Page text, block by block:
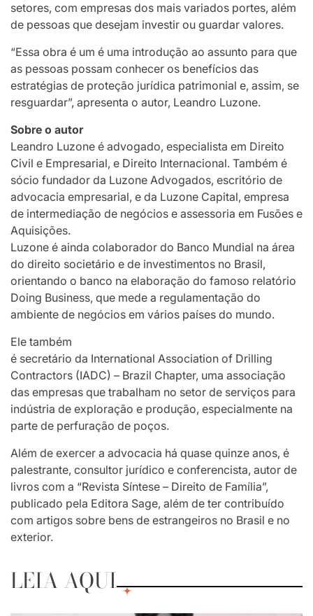
setores, com empresas dos mais variados portes, além
de pessoas que desejam investir ou guardar valores.
“Essa obra é um é uma introdução ao assunto para que
as pessoas possam conhecer os benefícios das
estratégias de proteção jurídica patrimonial e, assim, se
resguardar”, apresenta o autor, Leandro Luzone.
Sobre o autor
Leandro Luzone é advogado, especialista em Direito
Civil e Empresarial, e Direito Internacional. Também é
sócio fundador da Luzone Advogados, escritório de
advocacia empresarial, e da Luzone Capital, empresa
de intermediação de negócios e assessoria em Fusões e
Aquisições.
Luzone é ainda colaborador do Banco Mundial na área
do direito societário e de investimentos no Brasil,
orientando o banco na elaboração do famoso relatório
Doing Business, que mede a regulamentação do
ambiente de negócios em vários países do mundo.
Ele também
é secretário da International Association of Drilling
Contractors (IADC) – Brazil Chapter, uma associação
das empresas que trabalham no setor de serviços para
indústria de exploração e produção, especialmente na
parte de perfuração de poços.
Além de exercer a advocacia há quase quinze anos, é
palestrante, consultor jurídico e conferencista, autor de
livros com a “Revista Síntese – Direito de Família”,
publicado pela Editora Sage, além de ter contribuído
com artigos sobre bens de estrangeiros no Brasil e no
exterior.
LEIA AQUI